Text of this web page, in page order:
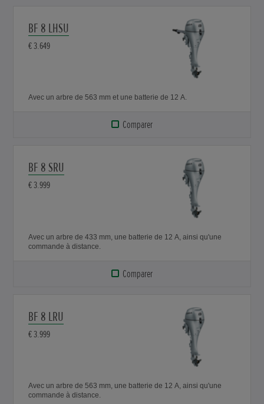
BF 8 LHSU
€ 3.649
Avec un arbre de 563 mm et une batterie de 12 A.
Comparer
BF 8 SRU
€ 3.999
Avec un arbre de 433 mm, une batterie de 12 A, ainsi qu'une
commande à distance.
Comparer
BF 8 LRU
€ 3.999
Avec un arbre de 563 mm, une batterie de 12 A, ainsi qu'une
commande à distance.